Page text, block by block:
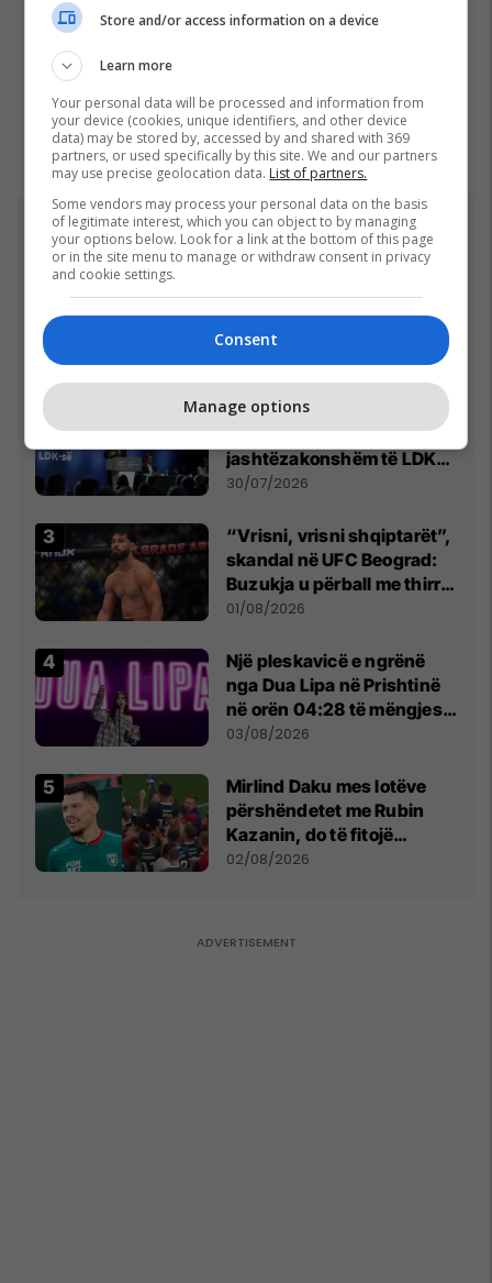
Top 5
ish-gjenerali serb thotë se
Beograd
Gjithçka që ndodhi në
Kuvendin e
jashtëzakonshëm të LDK-
së
30/07/2026
“Vrisni, vrisni shqiptarët”,
skandal në UFC Beograd:
Buzukja u përball me thirrje
anti-shqiptare nga
01/08/2026
Një pleskavicë e ngrënë
nga Dua Lipa në Prishtinë
në orën 04:28 të mëngjesit
- dhe bota digjitale serbe
03/08/2026
Mirlind Daku mes lotëve
përshëndetet me Rubin
Kazanin, do të fitojë
miliona te Spartak Moska
02/08/2026
Store and/or access information on a device
Learn more
Your personal data will be processed and information from
your device (cookies, unique identifiers, and other device
data) may be stored by, accessed by and shared with 369
partners, or used specifically by this site. We and our partners
may use precise geolocation data. List of partners.
Some vendors may process your personal data on the basis
of legitimate interest, which you can object to by managing
your options below. Look for a link at the bottom of this page
or in the site menu to manage or withdraw consent in privacy
and cookie settings.
Consent
Manage options